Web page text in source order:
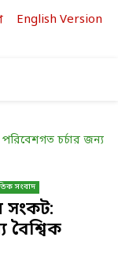
English Version
সংবাদ
সংকট:
বৈশ্বিক